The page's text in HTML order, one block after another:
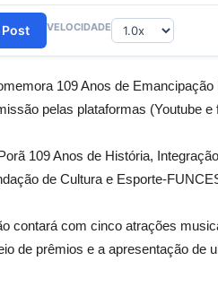
VELOCIDADE
109 Anos de
pelas plataformas (Youtube e
109 Anos de História,
de Cultura e Esporte-
contará com cinco atrações
de prêmios e a apresentação de